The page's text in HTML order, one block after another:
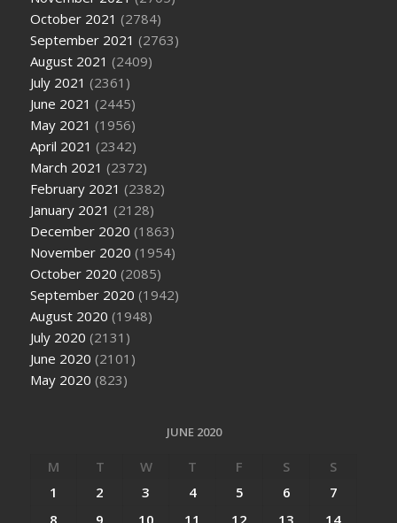
October 2021 (2784)
September 2021 (2763)
August 2021 (2409)
July 2021 (2361)
June 2021 (2445)
May 2021 (1956)
April 2021 (2342)
March 2021 (2372)
February 2021 (2382)
January 2021 (2128)
December 2020 (1863)
November 2020 (1954)
October 2020 (2085)
September 2020 (1942)
August 2020 (1948)
July 2020 (2131)
June 2020 (2101)
May 2020 (823)
JUNE 2020
M T W T F S
S
1
2 3 4 5 6
7